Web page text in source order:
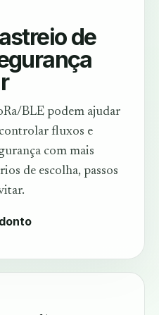
de
BLE podem ajudar
fluxos e
com mais
de escolha, passos